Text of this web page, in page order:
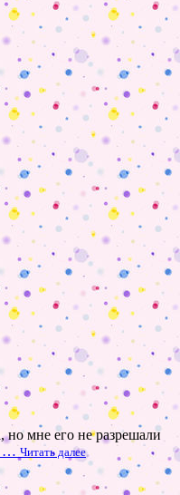
но мне его не разрешали
…Читать далее